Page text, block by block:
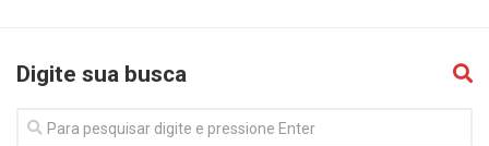
Digite sua busca